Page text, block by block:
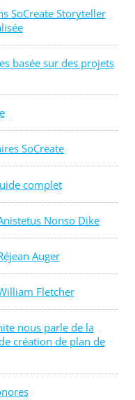
SoCreate Storyteller
basée sur des projets
SoCreate
complet
Nonso Dike
Auger
Fletcher
nous parle de la
création de plan de